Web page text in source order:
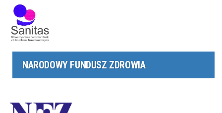
NARODOWY FUNDUSZ ZDROWIA